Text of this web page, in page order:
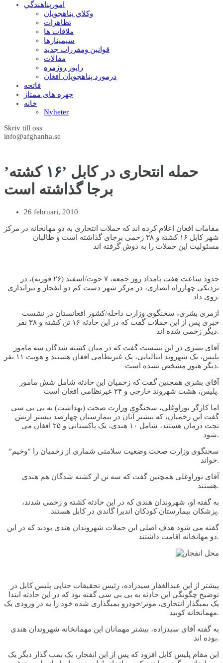
امورپناهندگي
وکلاي پناهجويان
تظاهرات
ملاقات ها
سيمينارها
قوانين ومقررات جديد
مقالات
راپور روزمره
درمورد پناهجويان افغان
فاتحه
چهره های ممتاز
خانه
Nyheter
Skriv till oss
info@afghanha.se
حمله انتحاری در کابل ’۱۶ کشته’
برجا گذاشته است
26 februari, 2010
مقامات افغان اعلام کرده اند که حملات انتحاری به دو مهانخانه در مرکز
شهر کابل ۱۶ کشته و ۳۸ زخمی برجای گذاشته است و طالبان
مسئولیت این حملات را به دوش گرفته اند
حدود ساعت هفت بامداد روز جمعه، ۷ حوت/اسفند (۲۶ فوریه)، در
نزدیکی چهارراه انصاری، در مرکز شهر دست کم دو انفجار و تیراندازی
روی داد.
ازمری بشری، سخنگوی وزارت داخله/کشور افغانستان در نشست
خبری پس از این حملات گفت که در این حادثه ۱۶ تن کشته و ۳۸ نفر
دیگر زخمی شده اند.
آقای بشری در این نشست گفت که در میان کشته شدگان سه مامور
پلیس، یک شهروند ایتالیایی، یک غیرنظامی افغان هستند و هویت ۱۱ نفر
دیگر هنوز مشخص نشده است.
آقای بشری همچنین گفت که زخمیان این حادثه شامل شش مامور
پلیس، هشت شهروند خارجی و ۲۴ غیرنظامی افغان است.
اما کارگر نوراوغلی، سخنگوی وزارت صحت (بهداشت) به بی بی سی
گفت این زخمیان، که بیشتر آنان در بیمارستان چهارصد بیستر ارتش
تحت درمان هستند، شامل ۱۰ هندی، یک پاکستانی و ۲۵ افغان می
شود.
سخنگوی وزارت صحت وضعیت سلامتی شماری از زخمیان را ”وخیم”
خواند.
آقای نوراوغلی همچنین گفت که سه تن از کشته شدگان هم هندی
هستند.
به گفته او، شهروندان هندی که در این حادثه کشته و زخمی شدند،
پزشکان بیمارستان کودکان اندیرا گاندی در کابل هستند.
گفته می شود هدف اصلی این حملات شهروندان هندی بودند که در این
دو مهانخانه اقامت داشتند.
پیشتر از این عبدالغفار سیدزاده، رئیس تحقیقات جنایی پلیس کابل در
توضیح چگونگی این حادثه به بی بی سی گفته بود که در این حادثه ابتدا
یک بمبگذار انتحاری، موتر/خودرو بمبگذاری شده خود را به در ورودی یک
مهمانخانه کوبید.
به گفته آقای سیدزاده، بیشتر مهمانان این مهمانخانه شهروندان هندی
بوده اند.
این مقام پلیس کابل افزود که پس از این انفجار، یک بمب گذار دیگر یک